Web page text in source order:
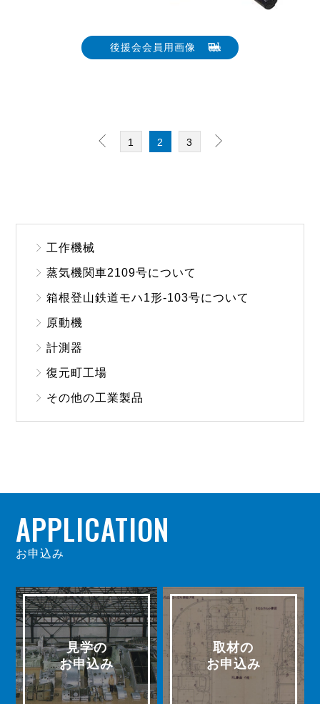
後援会会員用画像
1 2 3
工作機械
蒸気機関車2109号について
箱根登山鉄道モハ1形-103号について
原動機
計測器
復元町工場
その他の工業製品
APPLICATION
お申込み
見学の
お申込み
取材の
お申込み